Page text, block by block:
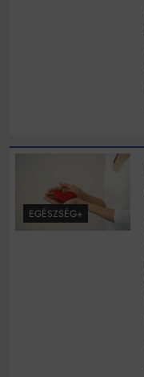
EGÉSZSÉG+